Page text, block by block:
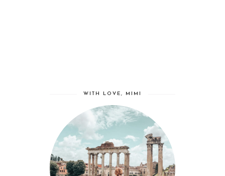
WITH LOVE, MIMI